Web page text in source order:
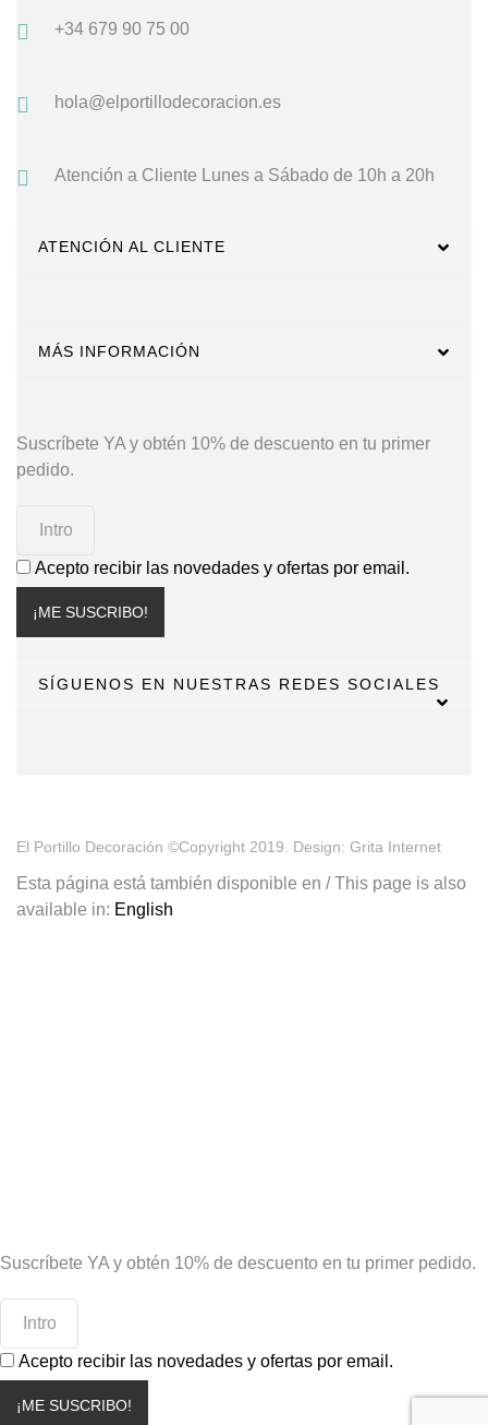
+34 679 90 75 00
hola@elportillodecoracion.es
Atención a Cliente Lunes a Sábado de 10h a 20h
ATENCIÓN AL CLIENTE
MÁS INFORMACIÓN
Suscríbete YA y obtén 10% de descuento en tu primer
pedido.
Acepto recibir las novedades y ofertas por email.
¡ME SUSCRIBO!
SÍGUENOS EN NUESTRAS REDES SOCIALES
El Portillo Decoración ©Copyright 2019. Design: Grita Internet
Esta página está también disponible en / This page is also
available in: English
Suscríbete YA y obtén 10% de descuento en tu primer pedido.
Acepto recibir las novedades y ofertas por email.
¡ME SUSCRIBO!